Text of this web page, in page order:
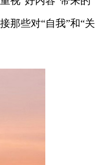
那些对“自我”和“关